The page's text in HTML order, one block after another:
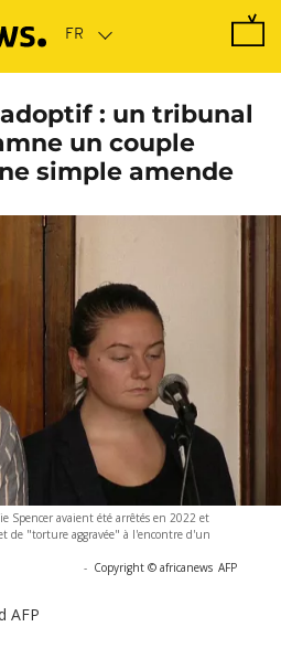
: un tribunal
un couple
simple amende
Spencer avaient été arrêtés en 2022 et
de "torture aggravée" à l'encontre d'un
- Copyright © africanews AFP
AFP